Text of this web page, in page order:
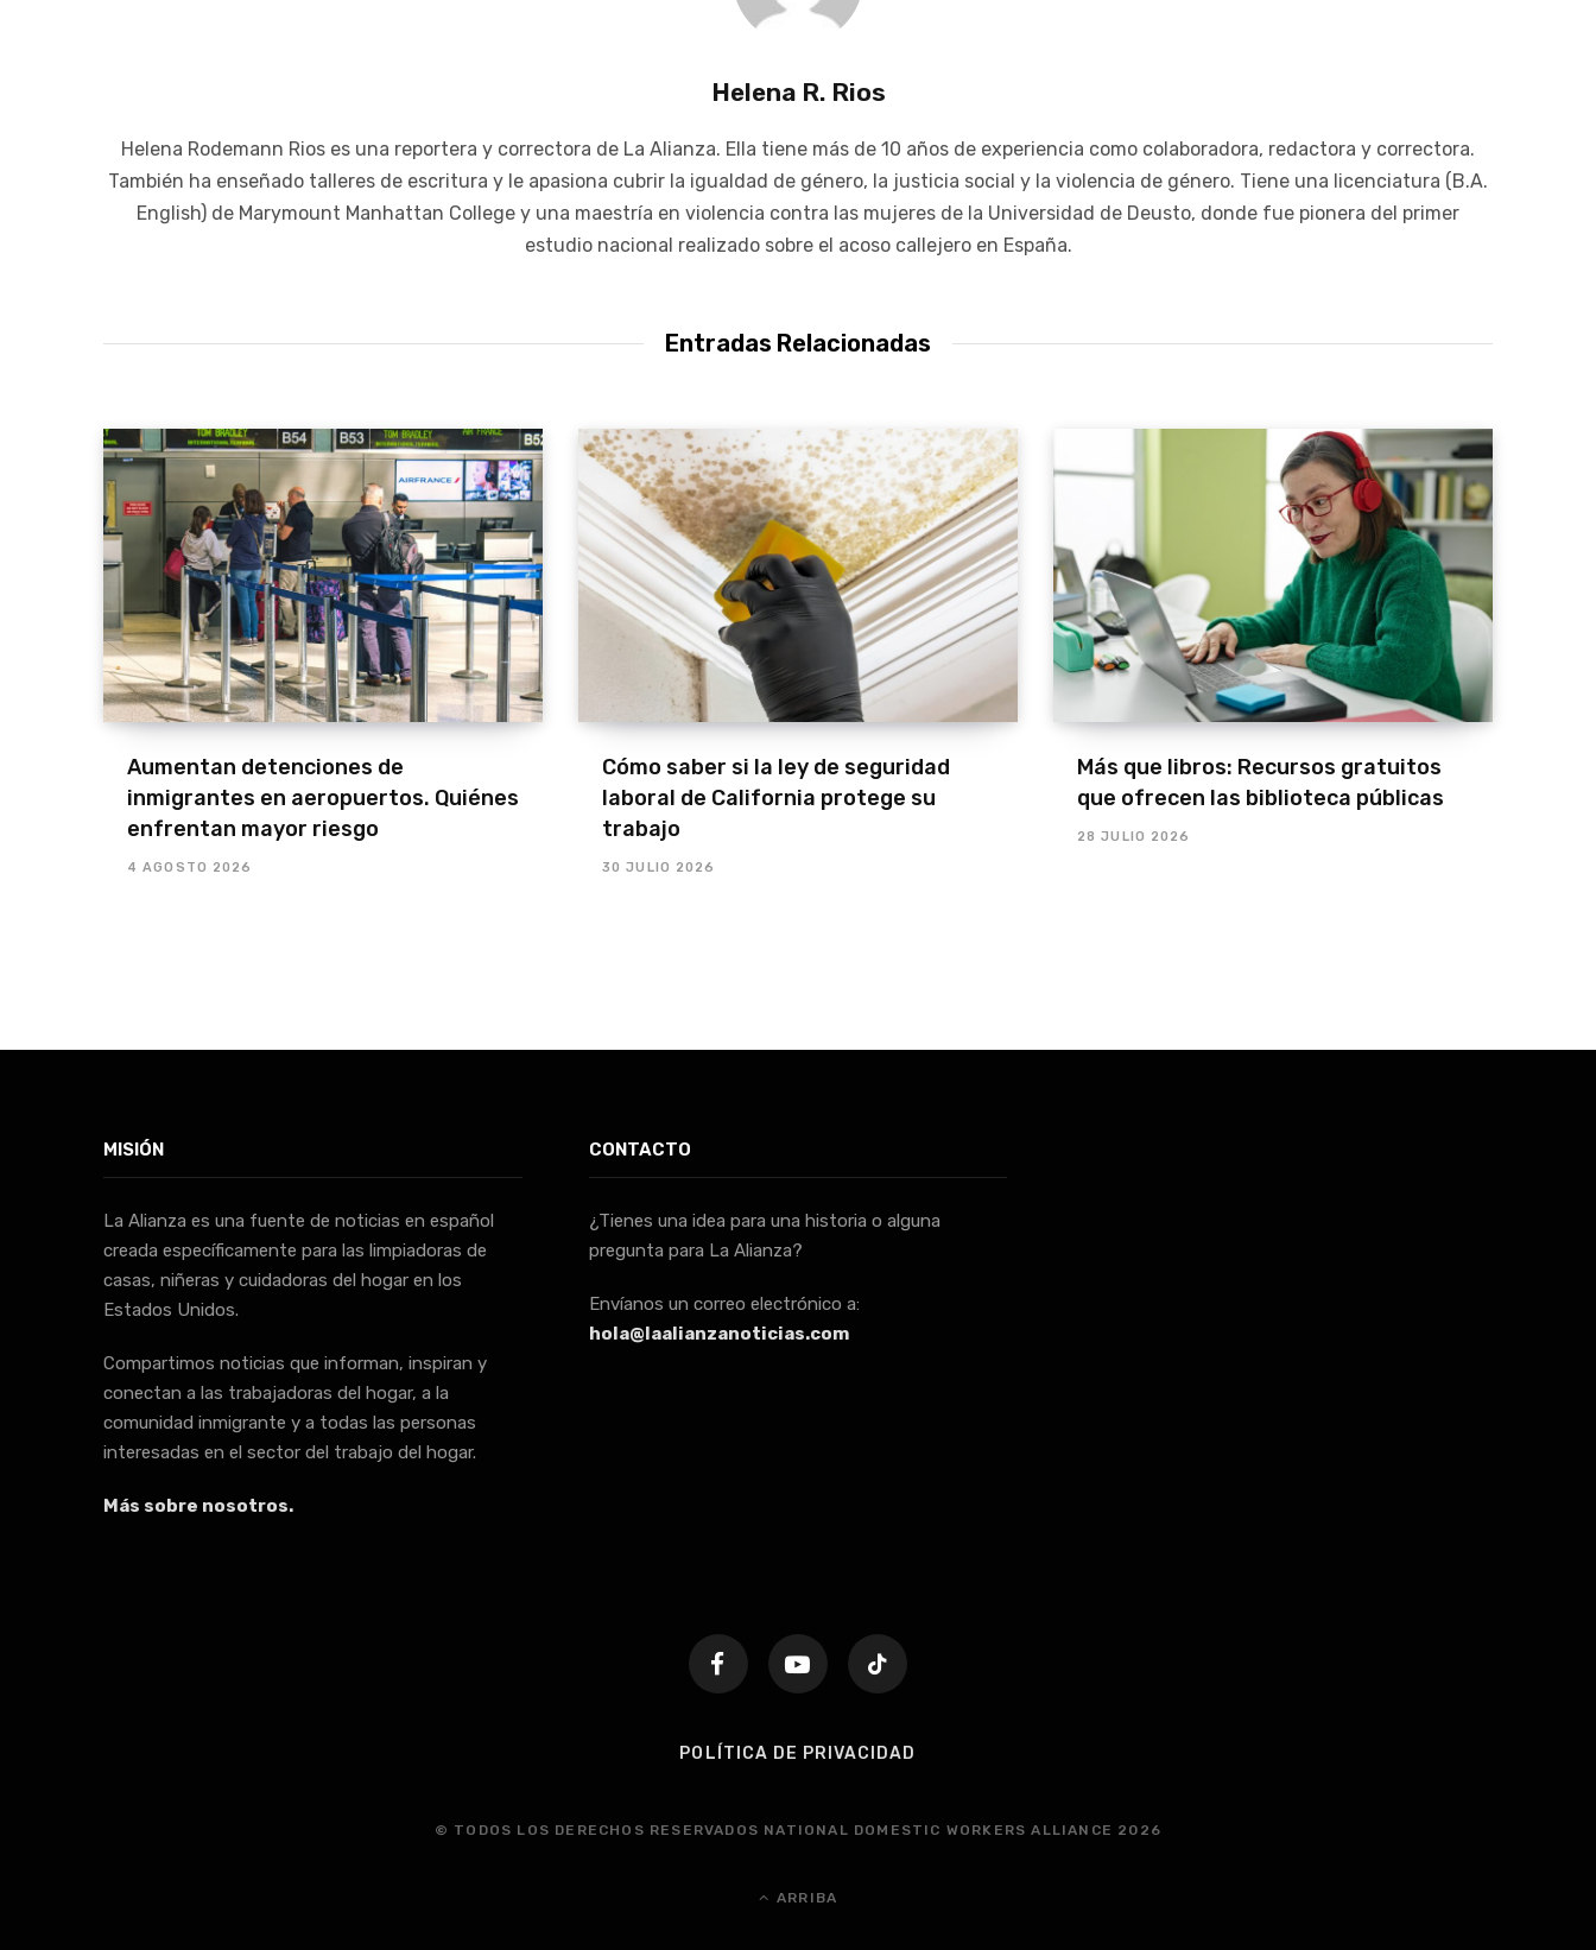
Helena R. Rios
Helena Rodemann Rios es una reportera y correctora de La Alianza. Ella tiene más de 10 años de experiencia como colaboradora, redactora y correctora.
También ha enseñado talleres de escritura y le apasiona cubrir la igualdad de género, la justicia social y la violencia de género. Tiene una licenciatura (B.A.
English) de Marymount Manhattan College y una maestría en violencia contra las mujeres de la Universidad de Deusto, donde fue pionera del primer
estudio nacional realizado sobre el acoso callejero en España.
Entradas Relacionadas
Aumentan detenciones de
inmigrantes en aeropuertos. Quiénes
enfrentan mayor riesgo
4 AGOSTO 2026
Cómo saber si la ley de seguridad
laboral de California protege su
trabajo
30 JULIO 2026
Más que libros: Recursos gratuitos
que ofrecen las biblioteca públicas
28 JULIO 2026
MISIÓN
La Alianza es una fuente de noticias en español
creada específicamente para las limpiadoras de
casas, niñeras y cuidadoras del hogar en los
Estados Unidos.
Compartimos noticias que informan, inspiran y
conectan a las trabajadoras del hogar, a la
comunidad inmigrante y a todas las personas
interesadas en el sector del trabajo del hogar.
Más sobre nosotros.
CONTACTO
¿Tienes una idea para una historia o alguna
pregunta para La Alianza?
Envíanos un correo electrónico a:
hola@laalianzanoticias.com
POLÍTICA DE PRIVACIDAD
© TODOS LOS DERECHOS RESERVADOS NATIONAL DOMESTIC WORKERS ALLIANCE 2026
ARRIBA